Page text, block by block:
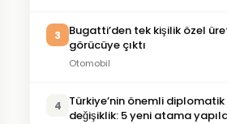
3
Bugatti’den tek kişilik özel
görücüye çıktı
Otomobil
4
Türkiye’nin önemli
değişiklik: 5 yeni atama